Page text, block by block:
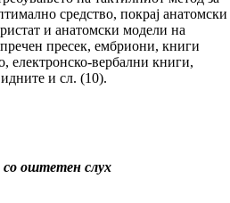
средство, покрај анатомски
и анатомски модели на
пресек, ембриони, книги
електронско-вербални книги,
и сл. (10).
со оштетен слух